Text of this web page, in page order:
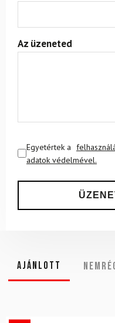
Az üzeneted
Egyetértek a
adatok védelmével.
Ajánlott